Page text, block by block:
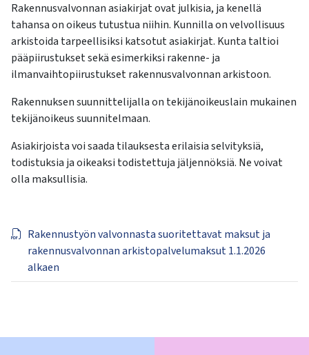
Rakennusvalvonnan asiakirjat ovat julkisia, ja kenellä
tahansa on oikeus tutustua niihin. Kunnilla on velvollisuus
arkistoida tarpeellisiksi katsotut asiakirjat. Kunta taltioi
pääpiirustukset sekä esimerkiksi rakenne- ja
ilmanvaihtopiirustukset rakennusvalvonnan arkistoon.
Rakennuksen suunnittelijalla on tekijänoikeuslain mukainen
tekijänoikeus suunnitelmaan.
Asiakirjoista voi saada tilauksesta erilaisia selvityksiä,
todistuksia ja oikeaksi todistettuja jäljennöksiä. Ne voivat
olla maksullisia.
Rakennustyön valvonnasta suoritettavat maksut ja
rakennusvalvonnan arkistopalvelumaksut 1.1.2026
alkaen